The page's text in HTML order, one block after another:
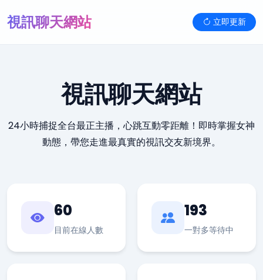
視訊聊天網站 立即更新
視訊聊天網站
24小時捕捉全台最正主播，心跳互動零距離！即時掌握女神
動態，帶您走進最真實的視訊交友新境界。
60
目前在線人數
193
一對多等待中